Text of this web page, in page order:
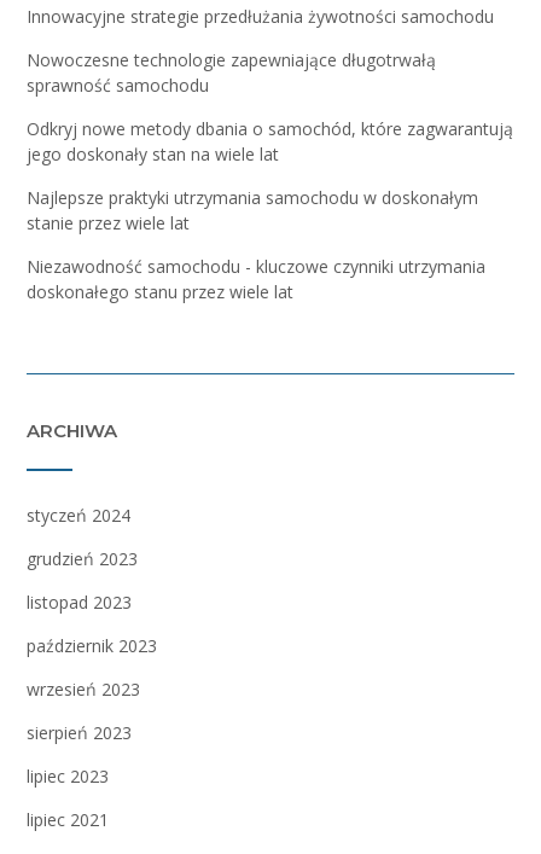
Innowacyjne strategie przedłużania żywotności samochodu
Nowoczesne technologie zapewniające długotrwałą
sprawność samochodu
Odkryj nowe metody dbania o samochód, które zagwarantują
jego doskonały stan na wiele lat
Najlepsze praktyki utrzymania samochodu w doskonałym
stanie przez wiele lat
Niezawodność samochodu - kluczowe czynniki utrzymania
doskonałego stanu przez wiele lat
ARCHIWA
styczeń 2024
grudzień 2023
listopad 2023
październik 2023
wrzesień 2023
sierpień 2023
lipiec 2023
lipiec 2021